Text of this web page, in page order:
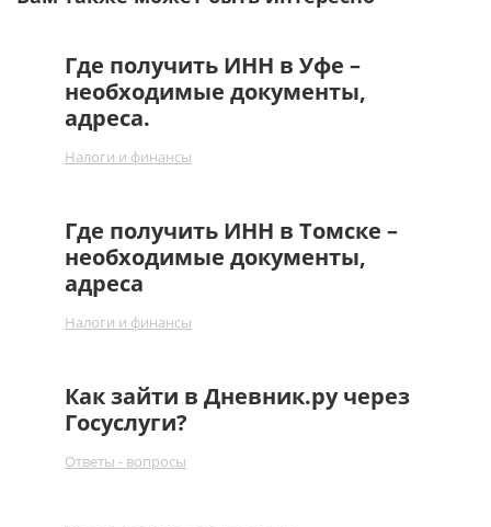
Где получить ИНН в Уфе –
необходимые документы,
адреса.
Налоги и финансы
Где получить ИНН в Томске –
необходимые документы,
адреса
Налоги и финансы
Как зайти в Дневник.ру через
Госуслуги?
Ответы - вопросы